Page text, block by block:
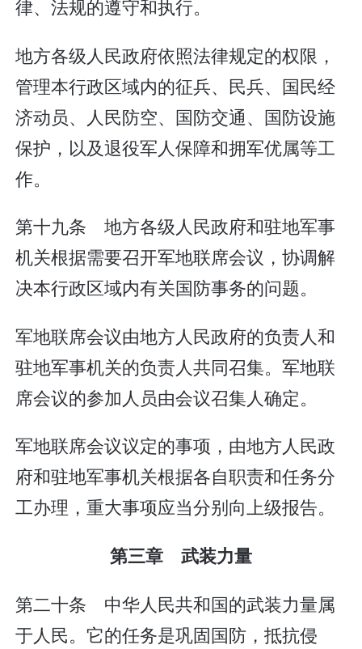
律、法规的遵守和执行。
地方各级人民政府依照法律规定的权限，
管理本行政区域内的征兵、民兵、国民经
济动员、人民防空、国防交通、国防设施
保护，以及退役军人保障和拥军优属等工
作。
第十九条 地方各级人民政府和驻地军事
机关根据需要召开军地联席会议，协调解
决本行政区域内有关国防事务的问题。
军地联席会议由地方人民政府的负责人和
驻地军事机关的负责人共同召集。军地联
席会议的参加人员由会议召集人确定。
军地联席会议议定的事项，由地方人民政
府和驻地军事机关根据各自职责和任务分
工办理，重大事项应当分别向上级报告。
第三章 武装力量
第二十条 中华人民共和国的武装力量属
于人民。它的任务是巩固国防，抵抗侵